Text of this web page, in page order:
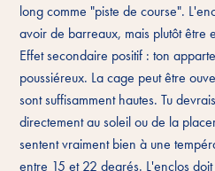
long comme "piste de course".
avoir de barreaux, mais plutôt être
Effet secondaire positif : ton
poussiéreux. La cage peut être
sont suffisamment hautes. Tu
directement au soleil ou de la
sentent vraiment bien à une
entre 15 et 22 degrés. L'enclos